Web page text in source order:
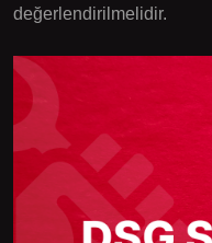
değerlendirilmelidir.